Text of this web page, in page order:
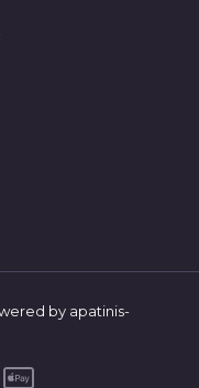
by apatinis-